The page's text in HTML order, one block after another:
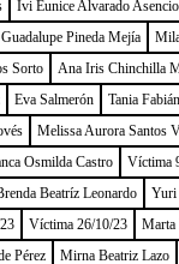
Ivi Eunice Alvarado Asencio
Pineda Mejía
Sorto
Ana Iris Chinchilla
Eva Salmerón Tania Fabián
Melissa Aurora Santos
Osmilda Castro Víctima
Beatríz Leonardo Yuri
Víctima 26/10/23 Marta
Pérez
Mirna Beatriz Lazo